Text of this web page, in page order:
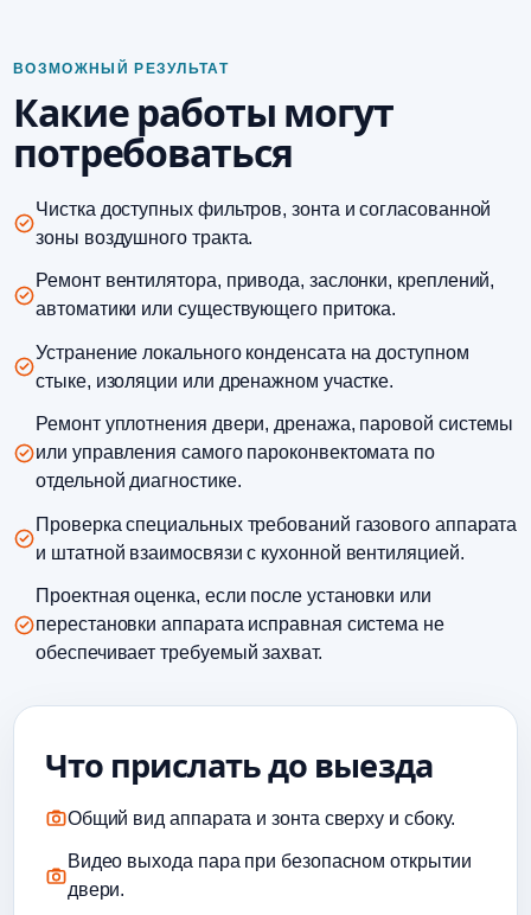
ВОЗМОЖНЫЙ РЕЗУЛЬТАТ
Какие работы могут
потребоваться
Чистка доступных фильтров, зонта и согласованной
зоны воздушного тракта.
Ремонт вентилятора, привода, заслонки, креплений,
автоматики или существующего притока.
Устранение локального конденсата на доступном
стыке, изоляции или дренажном участке.
Ремонт уплотнения двери, дренажа, паровой системы
или управления самого пароконвектомата по
отдельной диагностике.
Проверка специальных требований газового аппарата
и штатной взаимосвязи с кухонной вентиляцией.
Проектная оценка, если после установки или
перестановки аппарата исправная система не
обеспечивает требуемый захват.
Что прислать до выезда
Общий вид аппарата и зонта сверху и сбоку.
Видео выхода пара при безопасном открытии
двери.